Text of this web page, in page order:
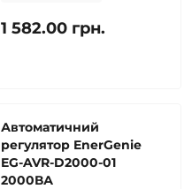
1 582.00 грн.
Автоматичний
регулятор EnerGenie
EG-AVR-D2000-01
2000ВА